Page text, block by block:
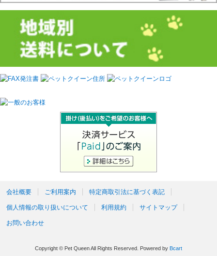
会社概要 ご利用案内 特定商取引法に基づく表記
個人情報の取り扱いについて 利用規約 サイトマップ
お問い合わせ
Copyright © Pet Queen All Rights Reserved. Powered by Bcart